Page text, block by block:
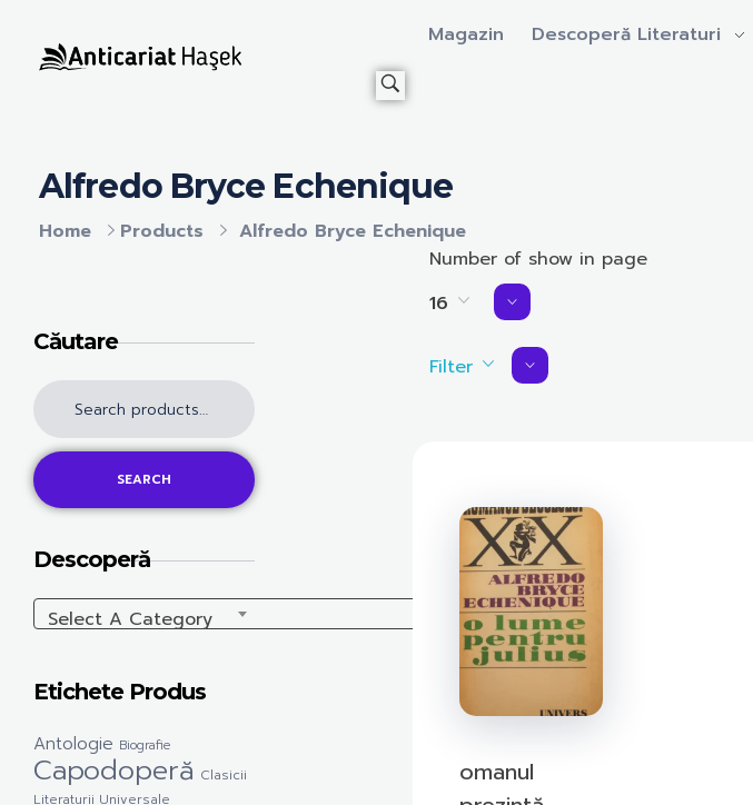
Magazin Descoperă Literaturi
Home Products Alfredo Bryce Echenique
Alfredo Bryce Echenique
Number of show in page
16
Filter
ISBN-10:
ISBN-13:
Goodreads:
Author(s):
Published:
omanul
Căutare
SEARCH
Descoperă
Select A Category
Etichete Produs
Antologie Biografie
Capodoperă Clasicii
Literaturii Universale